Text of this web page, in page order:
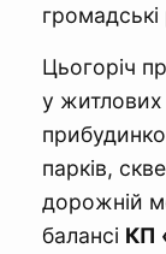
Цьогоріч
у житлових
парків,
дорожній
балансі КП